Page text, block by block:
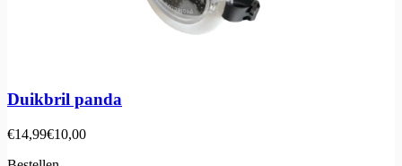
Duikbril panda
€14,99€10,00